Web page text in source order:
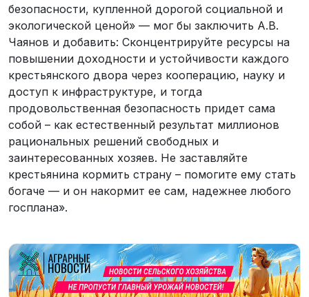
безопасности, купленной дорогой социальной и
экологической ценой» — мог бы заключить А.В.
Чаянов и добавить: Сконцентрируйте ресурсы на
повышении доходности и устойчивости каждого
крестьянского двора через кооперацию, науку и
доступ к инфраструктуре, и тогда
продовольственная безопасность придет сама
собой – как естественный результат миллионов
рациональных решений свободных и
заинтересованных хозяев. Не заставляйте
крестьянина кормить страну – помогите ему стать
богаче — и он накормит ее сам, надежнее любого
госплана».